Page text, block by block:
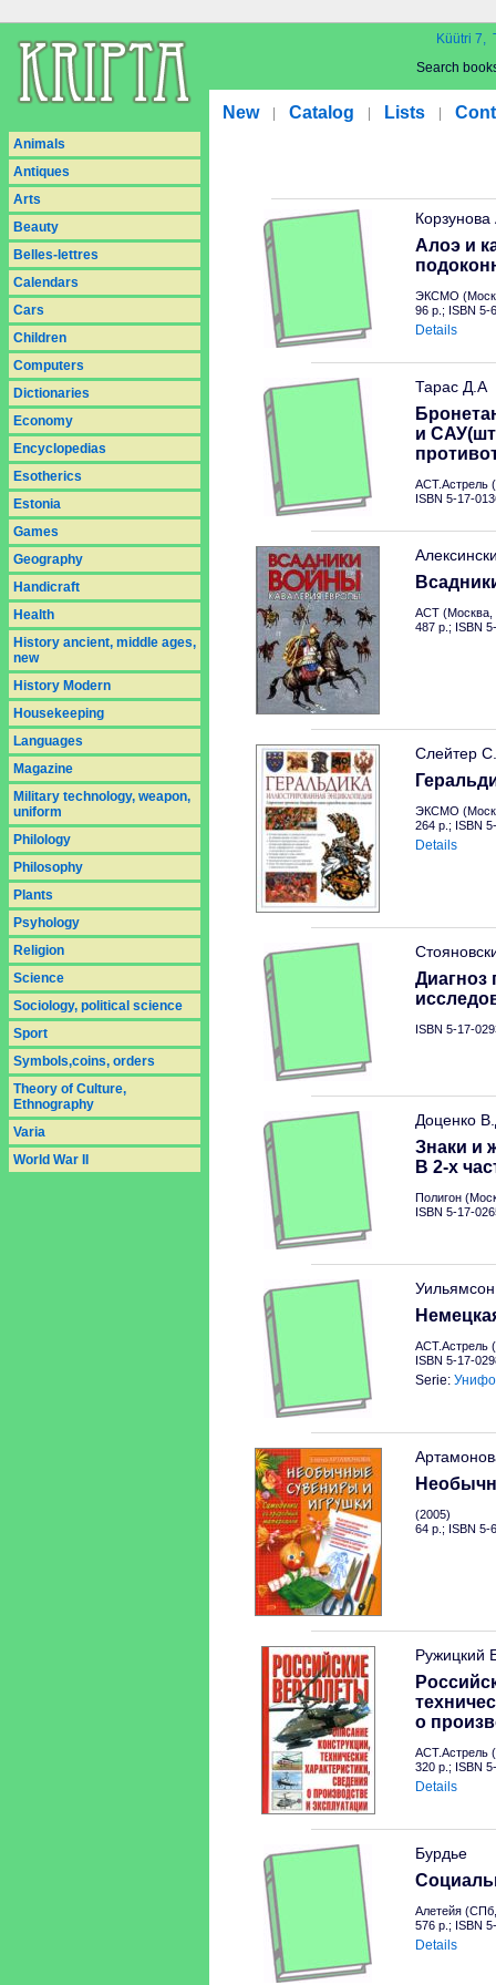
Küütri 7,
Search
New Catalog Lists
Animals
Antiques
Arts
Beauty
Belles-lettres
Calendars
Cars
Children
Computers
Dictionaries
Economy
Encyclopedias
Esotherics
Estonia
Games
Geography
Handicraft
Health
History ancient, middle ages,
new
History Modern
Housekeeping
Languages
Magazine
Military technology, weapon,
uniform
Philology
Philosophy
Plants
Psyhology
Religion
Science
Sociology, political science
Sport
Symbols,coins, orders
Theory of Culture,
Ethnography
Varia
World War II
Алоэ и
ЭКСМО
96 p.; ISBN 5-
Details
Тарас Д.А
и
АСТ.Астрель
ISBN 5-17-
АСТ (Москва,
487 p.; ISBN
Слейтер С.
ЭКСМО
264 p.; ISBN
Details
Диагноз
ISBN 5-17-
Доценко
Знаки и
В 2-х
Полигон
ISBN 5-17-
АСТ.Астрель
ISBN 5-17-
Serie:
(2005)
64 p.; ISBN 5-
Ружицкий
о
АСТ.Астрель
320 p.; ISBN
Details
Бурдье
Алетейя
576 p.; ISBN
Details